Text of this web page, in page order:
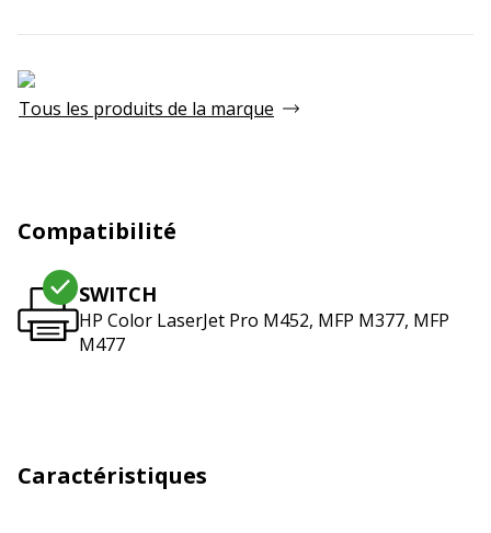
Tous les produits de la marque
Compatibilité
SWITCH
HP Color LaserJet Pro M452, MFP M377, MFP
M477
Caractéristiques